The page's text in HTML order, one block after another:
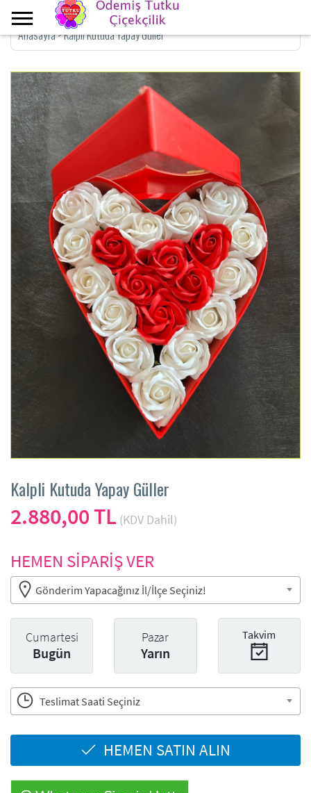
Anasayfa>Kalpli Kutuda Yapay Güller
Kalpli Kutuda Yapay Güller
2.880,00 TL (KDV Dahil)
HEMEN SİPARİŞ VER
Gönderim Yapacağınız İl/İlçe Seçiniz!
Cumartesi
Bugün
Pazar
Yarın
Takvim
Teslimat Saati Seçiniz
HEMEN SATIN ALIN